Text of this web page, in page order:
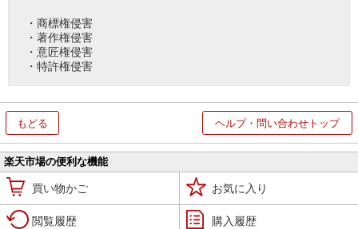
・商標権侵害
・著作権侵害
・意匠権侵害
・特許権侵害
もどる ヘルプ・問い合わせトップ
楽天市場の便利な機能
買い物かご お気に入り
閲覧履歴 購入履歴